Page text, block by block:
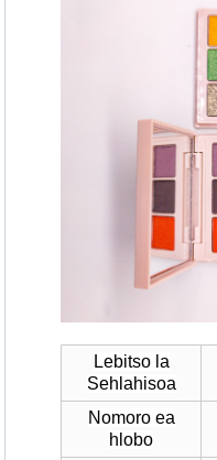
Lebitso la
Sehlahisoa
Nomoro ea
hlobo